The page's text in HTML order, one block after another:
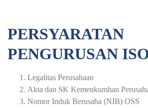
PERSYARATAN
PENGURUSAN
Legalitas Perusahaan
Akta dan SK Kemenkumhan
Nomor Induk Berusaha (NIB) OSS